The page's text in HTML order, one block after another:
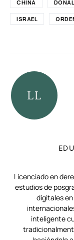
CHINA
ISRAEL
Licenciado en
estudios de
digitales
inteligente